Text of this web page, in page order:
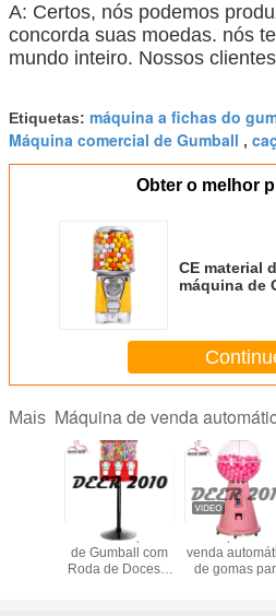
A: Certos, nós podemos
concorda suas moedas. nós
mundo inteiro. Nossos
Etiquetas: máquina a fichas do
Máquina comercial de Gumball ,
Obter o melhor
CE material
máquina de
Mais Máquina de venda
Venda Máquina
de Gumball com
Roda de Doces e
Máquina de
venda
de gomas